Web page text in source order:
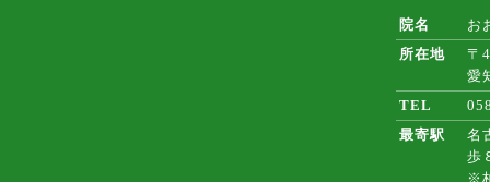
院名
お
所在地
〒
愛
TEL
最寄駅
名
歩
※